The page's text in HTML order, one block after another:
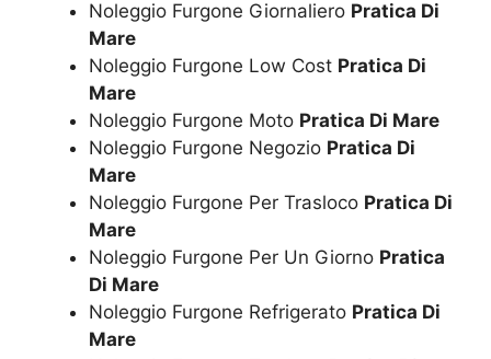
Noleggio Furgone Giornaliero Pratica Di
Mare
Noleggio Furgone Low Cost Pratica Di
Mare
Noleggio Furgone Moto Pratica Di Mare
Noleggio Furgone Negozio Pratica Di
Mare
Noleggio Furgone Per Trasloco Pratica Di
Mare
Noleggio Furgone Per Un Giorno Pratica
Di Mare
Noleggio Furgone Refrigerato Pratica Di
Mare